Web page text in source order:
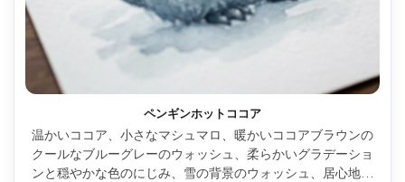
ペンギンホットココア
温かいココア、小さなマシュマロ、暖かいココアブラウンの
クールなブルーグレーのウォッシュ、柔らかいグラデーショ
ンと穏やかな色のにじみ、雪の背景のウォッシュ、居心地の